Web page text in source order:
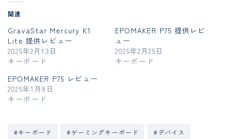
関連
GravaStar Mercury K1
Lite 提供レビュー
2025年2月13日
キーボード
EPOMAKER P75 提供レビ
ュー
2025年2月25日
キーボード
EPOMAKER P75 レビュー
2025年1月9日
キーボード
#キーボード #ゲーミングキーボード #デバイス